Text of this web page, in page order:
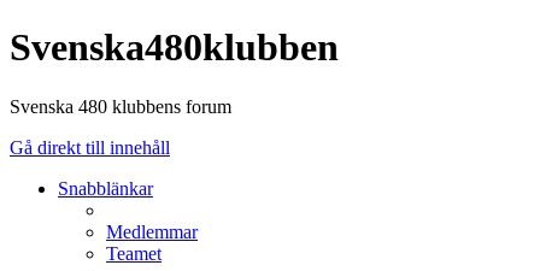
Svenska480klubben
Svenska 480 klubbens forum
Gå direkt till innehåll
Snabblänkar
Medlemmar
Teamet